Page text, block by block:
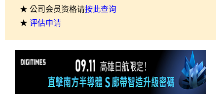
★ 公司会员资格请按此查询
★ 评估申请